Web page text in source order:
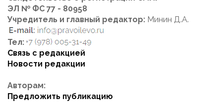
ЭЛ № ФС 77 - 80958
Учредитель и главный редактор: Минин Д.А.
Тел:
Связь с редакцией
Новости редакции
Авторам:
Предложить публикацию